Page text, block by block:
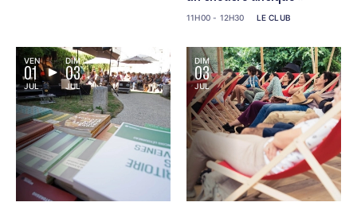
11H00 - 12H30 LE CLUB
VEN
01
JUL
DIM
03
JUL
DIM
03
JUL